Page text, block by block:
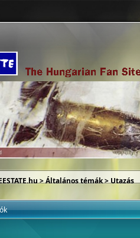
>Általános témák>Utazás